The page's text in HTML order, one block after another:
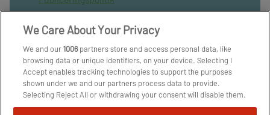
Spil ansvarligt
Administrer samtykke
Arkiv
Om os
We Care About Your Privacy
We and our1006partners store and access personal data, like
browsing data or unique identifiers, on your device. Selecting I
Accept enables tracking technologies to support the purposes
shown under we and our partners process data to provide.
Selecting Reject All or withdrawing your consent will disable them.
If trackers are disabled, some content and ads you see may not be